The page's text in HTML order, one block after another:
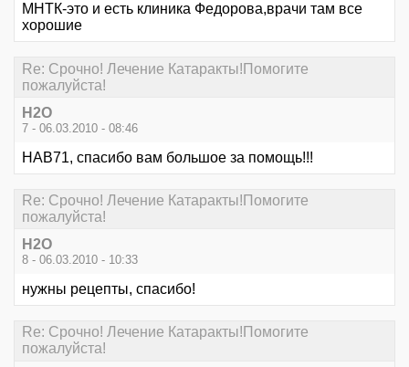
МНТК-это и есть клиника Федорова,врачи там все
хорошие
Re: Срочно! Лечение Катаракты!Помогите
пожалуйста!
Н2О
7 - 06.03.2010 - 08:46
НАВ71, спасибо вам большое за помощь!!!
Re: Срочно! Лечение Катаракты!Помогите
пожалуйста!
Н2О
8 - 06.03.2010 - 10:33
нужны рецепты, спасибо!
Re: Срочно! Лечение Катаракты!Помогите
пожалуйста!